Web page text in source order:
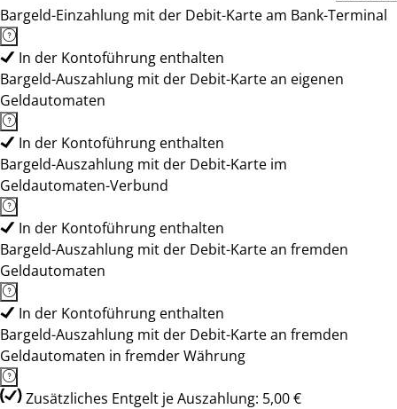
Bargeld-Einzahlung mit der Debit-Karte am Bank-Terminal
In der Kontoführung enthalten
Bargeld-Auszahlung mit der Debit-Karte an eigenen
Geldautomaten
In der Kontoführung enthalten
Bargeld-Auszahlung mit der Debit-Karte im
Geldautomaten-Verbund
In der Kontoführung enthalten
Bargeld-Auszahlung mit der Debit-Karte an fremden
Geldautomaten
In der Kontoführung enthalten
Bargeld-Auszahlung mit der Debit-Karte an fremden
Geldautomaten in fremder Währung
Zusätzliches Entgelt je Auszahlung: 5,00 €